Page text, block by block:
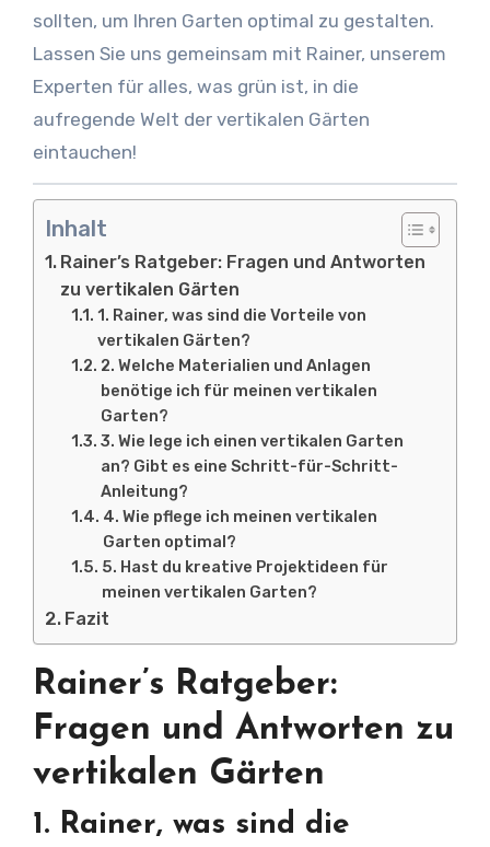
sollten, um Ihren Garten optimal zu gestalten.
Lassen Sie uns gemeinsam mit Rainer, unserem
Experten für alles, was grün ist, in die
aufregende Welt der vertikalen Gärten
eintauchen!
Inhalt
Rainer’s Ratgeber: Fragen und Antworten
zu vertikalen Gärten
1. Rainer, was sind die Vorteile von
vertikalen Gärten?
2. Welche Materialien und Anlagen
benötige ich für meinen vertikalen
Garten?
3. Wie lege ich einen vertikalen Garten
an? Gibt es eine Schritt-für-Schritt-
Anleitung?
4. Wie pflege ich meinen vertikalen
Garten optimal?
5. Hast du kreative Projektideen für
meinen vertikalen Garten?
Fazit
Rainer’s Ratgeber:
Fragen und Antworten zu
vertikalen Gärten
1. Rainer, was sind die